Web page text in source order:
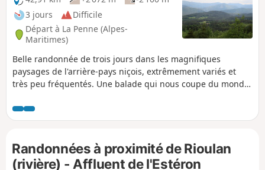
3 jours
Difficile
Départ à La Penne (Alpes-
Maritimes)
Belle randonnée de trois jours dans les magnifiques
paysages de l'arrière-pays niçois, extrêmement variés et
très peu fréquentés. Une balade qui nous coupe du monde
souvent très isolés. Les hébergements sont rares : il ne faut
pas partir sans avoir réservé les deux gîtes (Cuébris et
Randonnées à proximité de Rioulan
(rivière) - Affluent de l'Estéron